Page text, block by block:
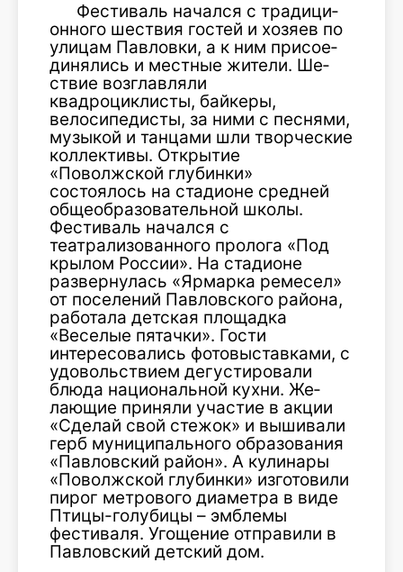
Фестиваль начался с традици­
онного шествия гостей и хозяев по
улицам Павловки, а к ним присое­
динялись и местные жители. Ше­
ствие возглавляли
квадроциклисты, байкеры,
велосипедисты, за ними с песнями,
музыкой и танцами шли творческие
коллективы. Открытие
«Поволжской глубинки»
состоялось на стадионе средней
общеоб­разовательной школы.
Фестиваль начался с
театрализованного про­лога «Под
крылом России». На стадионе
развернулась «Ярмарка ремесел»
от поселений Павлов­ского района,
работала детская площадка
«Веселые пятачки». Гости
интересовались фотовыставками, с
удовольствием дегустировали
блюда национальной кухни. Же­
лающие приняли участие в акции
«Сделай свой стежок» и вышивали
герб муниципального образования
«Павловский район». А кулинары
«Поволжской глубинки» изготови­ли
пирог метрового диаметра в виде
Птицы-голубицы – эмблемы
фестиваля. Угощение отправили в
Павловский детский дом.